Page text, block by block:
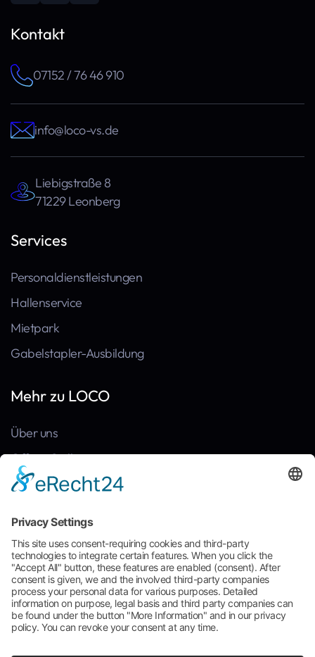
Kontakt
07152 / 76 46 910
info@loco-vs.de
Liebigstraße 8
71229 Leonberg
Services
Personaldienstleistungen
Hallenservice
Mietpark
Gabelstapler-Ausbildung
Mehr zu LOCO
Über uns
Offene Stellen
Kontakt
Referenzen
Häufige Fragen
Broschüre zum Download